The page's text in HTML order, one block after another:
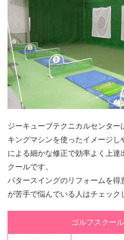
ジーキューブテクニカルセンター
キングマシンを使ったイメージ
による細かな修正で効率よく上達
クールです。
パタースイングのリフォームを得
が苦手で悩んでいる人はチェック
ゴルフスクー